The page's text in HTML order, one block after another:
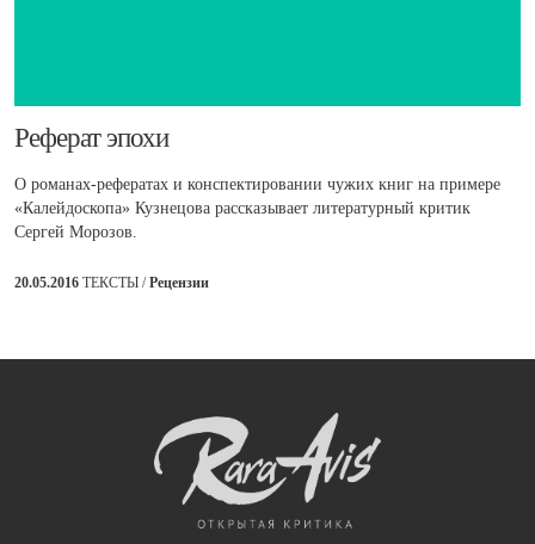
​Реферат эпохи
О романах-рефератах и конспектировании чужих книг на примере
«Калейдоскопа» Кузнецова рассказывает литературный критик
Сергей Морозов.
20.05.2016 ТЕКСТЫ /Рецензии